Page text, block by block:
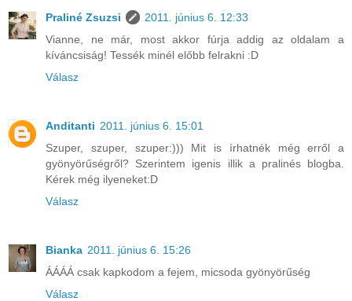
Praliné Zsuzsi
2011. június 6. 12:33
Vianne, ne már, most akkor fúrja addig az oldalam a
kíváncsiság! Tessék minél előbb felrakni :D
Válasz
Anditanti 2011. június 6. 15:01
Szuper, szuper, szuper:))) Mit is írhatnék még erről a
gyönyörűségről? Szerintem igenis illik a pralinés blogba.
Kérek még ilyeneket:D
Válasz
Bianka 2011. június 6. 15:26
ÁÁÁÁ csak kapkodom a fejem, micsoda gyönyörűség
Válasz